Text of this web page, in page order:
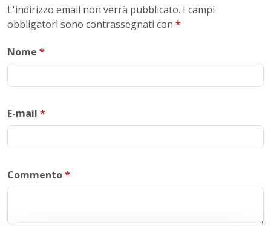
L'indirizzo email non verrà pubblicato. I campi
obbligatori sono contrassegnati con *
Nome *
E-mail *
Commento*